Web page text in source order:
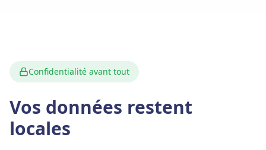
Confidentialité avant tout
Vos données restent
locales